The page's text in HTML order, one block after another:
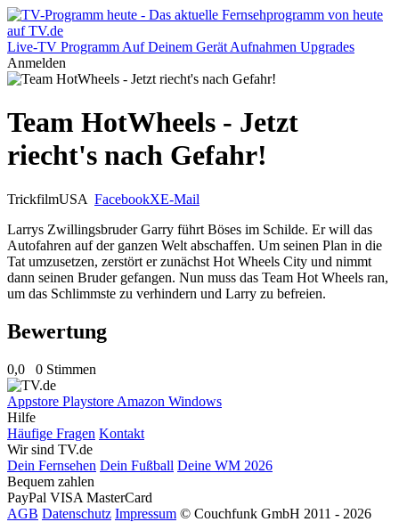
Live-TV Programm Auf Deinem Gerät Aufnahmen Upgrades
Anmelden
Team HotWheels - Jetzt
riecht's nach Gefahr!
TrickfilmUSA FacebookXE-Mail
Larrys Zwillingsbruder Garry führt Böses im Schilde. Er will das
Autofahren auf der ganzen Welt abschaffen. Um seinen Plan in die
Tat umzusetzen, zerstört er zunächst Hot Wheels City und nimmt
dann seinen Bruder gefangen. Nun muss das Team Hot Wheels ran,
um das Schlimmste zu verhindern und Larry zu befreien.
Bewertung
0,0 0 Stimmen
Appstore Playstore Amazon Windows
Hilfe
Häufige Fragen Kontakt
Wir sind TV.de
Dein Fernsehen Dein Fußball Deine WM 2026
Bequem zahlen
PayPal VISA MasterCard
AGB Datenschutz Impressum © Couchfunk GmbH 2011 - 2026